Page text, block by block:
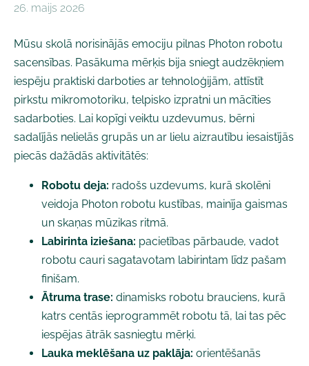
26. maijs 2026
Mūsu skolā norisinājās emociju pilnas Photon robotu
sacensības. Pasākuma mērķis bija sniegt audzēkņiem
iespēju praktiski darboties ar tehnoloģijām, attīstīt
pirkstu mikromotoriku, telpisko izpratni un mācīties
sadarboties. Lai kopīgi veiktu uzdevumus, bērni
sadalījās nelielās grupās un ar lielu aizrautību iesaistījās
piecās dažādās aktivitātēs:
Robotu deja: radošs uzdevums, kurā skolēni
veidoja Photon robotu kustības, mainīja gaismas
un skaņas mūzikas ritmā.
Labirinta iziešana: pacietības pārbaude, vadot
robotu cauri sagatavotam labirintam līdz pašam
finišam.
Ātruma trase: dinamisks robotu brauciens, kurā
katrs centās ieprogrammēt robotu tā, lai tas pēc
iespējas ātrāk sasniegtu mērķi.
Lauka meklēšana uz paklāja: orientēšanās